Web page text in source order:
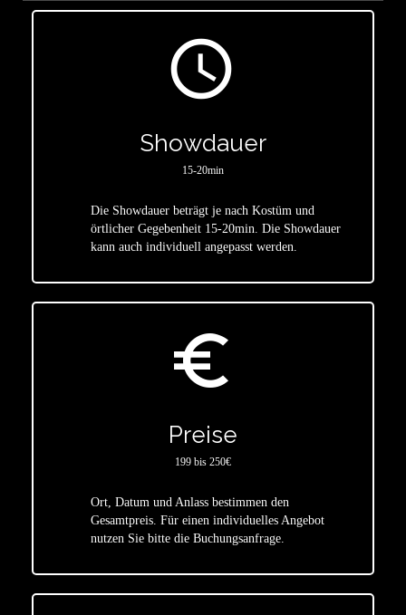
access_time
Showdauer
15-20min
Die Showdauer beträgt je nach Kostüm und
örtlicher Gegebenheit 15-20min. Die Showdauer
kann auch individuell angepasst werden.
euro_symbol
Preise
199 bis 250€
Ort, Datum und Anlass bestimmen den
Gesamtpreis. Für einen individuelles Angebot
nutzen Sie bitte die Buchungsanfrage.